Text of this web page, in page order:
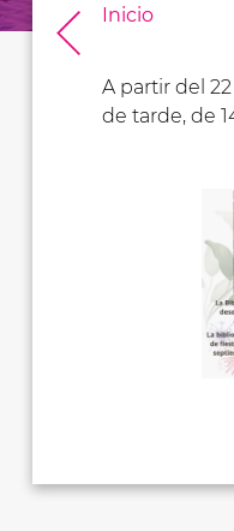
Inicio
A partir del
de tarde, de